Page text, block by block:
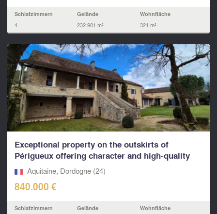
Schlafzimmern
4
Gelände
232.901 m²
Wohnfläche
321 m²
Exceptional property on the outskirts of
Périgueux offering character and high-quality
renovation!
Aquitaine, Dordogne (24)
840.000 €
Schlafzimmern Gelände Wohnfläche